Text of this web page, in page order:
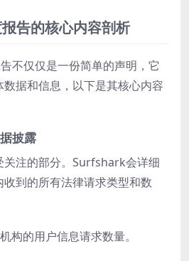
告的核心内容剖析
不仅仅是一份简单的声明，它
据和信息，以下是其核心内容
披露
关注的部分。Surfshark会详细
到的所有法律请求类型和数
构的用户信息请求数量。